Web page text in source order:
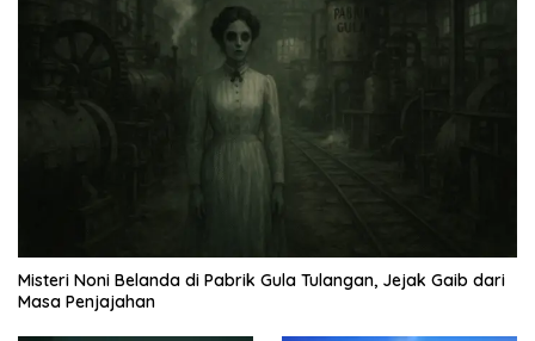
Misteri Noni Belanda di Pabrik Gula Tulangan, Jejak Gaib dari
Masa Penjajahan